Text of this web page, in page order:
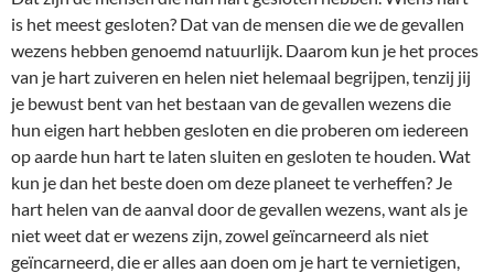
is het meest gesloten? Dat van de mensen die we de gevallen
wezens hebben genoemd natuurlijk. Daarom kun je het proces
van je hart zuiveren en helen niet helemaal begrijpen, tenzij jij
je bewust bent van het bestaan van de gevallen wezens die
hun eigen hart hebben gesloten en die proberen om iedereen
op aarde hun hart te laten sluiten en gesloten te houden. Wat
kun je dan het beste doen om deze planeet te verheffen? Je
hart helen van de aanval door de gevallen wezens, want als je
niet weet dat er wezens zijn, zowel geïncarneerd als niet
geïncarneerd, die er alles aan doen om je hart te vernietigen,